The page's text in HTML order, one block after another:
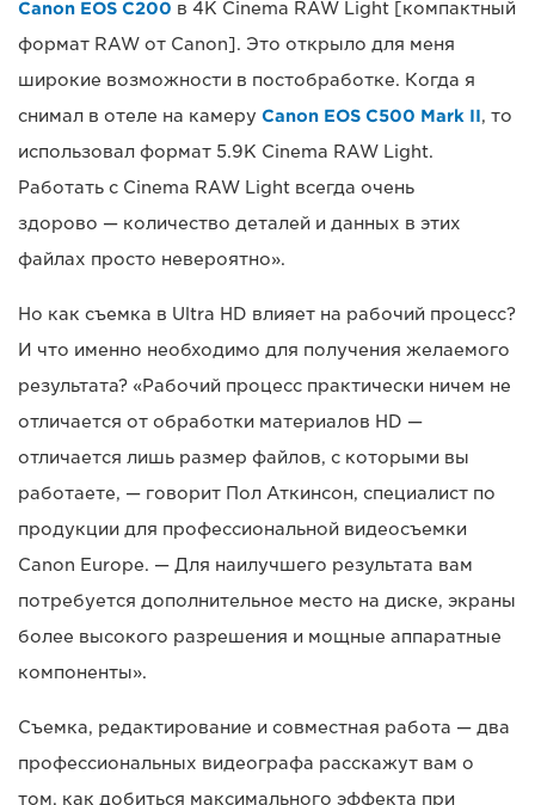
Canon EOS C200 в 4K Cinema RAW Light [компактный
формат RAW от Canon]. Это открыло для меня
широкие возможности в постобработке. Когда я
снимал в отеле на камеру Canon EOS C500 Mark II, то
использовал формат 5.9K Cinema RAW Light.
Работать с Cinema RAW Light всегда очень
здорово — количество деталей и данных в этих
файлах просто невероятно».
Но как съемка в Ultra HD влияет на рабочий процесс?
И что именно необходимо для получения желаемого
результата? «Рабочий процесс практически ничем не
отличается от обработки материалов HD —
отличается лишь размер файлов, с которыми вы
работаете, — говорит Пол Аткинсон, специалист по
продукции для профессиональной видеосъемки
Canon Europe. — Для наилучшего результата вам
потребуется дополнительное место на диске, экраны
более высокого разрешения и мощные аппаратные
компоненты».
Съемка, редактирование и совместная работа — два
профессиональных видеографа расскажут вам о
том, как добиться максимального эффекта при